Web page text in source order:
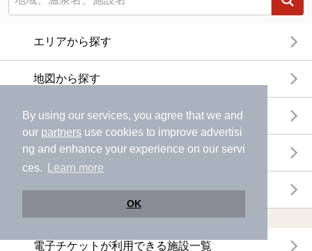
By using our services, you agree that we and
our partners use cookies to improve advertisi
ng and enhance your experience on our servi
ces.
Learn more
OK
エリアから探す
地図から探す
特徴から探す
温泉地から探す
関連キーワードから探す
おトクに利用する
電子チケットが利用できる施設一覧